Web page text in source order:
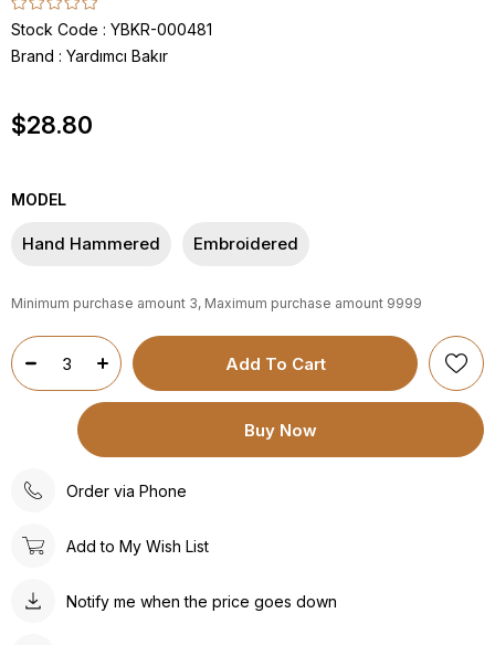
Stock Code
YBKR-000481
Brand : Yardımcı Bakır
$28.80
MODEL
Hand Hammered Embroidered
Minimum purchase amount 3, Maximum purchase amount 9999
Order via Phone
Add to My Wish List
Notify me when the price goes down